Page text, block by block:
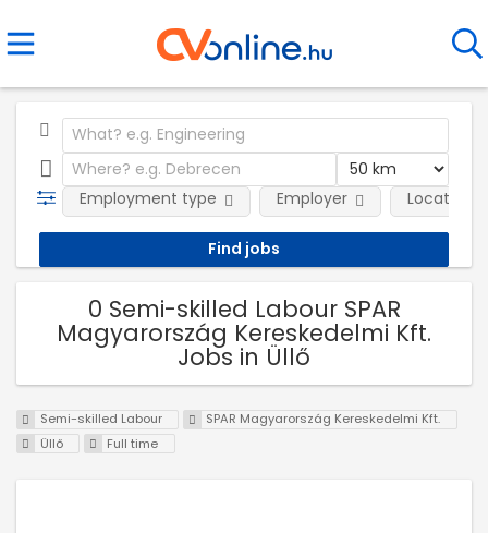
Employment type Employer Location
0 Semi-skilled Labour SPAR
Magyarország Kereskedelmi Kft.
Jobs in Üllő
Semi-skilled Labour
SPAR Magyarország Kereskedelmi Kft.
Üllő
Full time